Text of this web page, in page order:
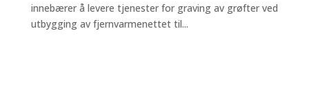
innebærer å levere tjenester for graving av grøfter ved
utbygging av fjernvarmenettet til...